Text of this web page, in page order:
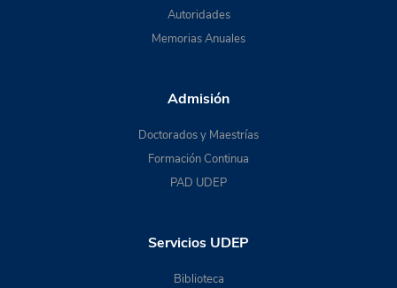
Autoridades
Memorias Anuales
Admisión
Doctorados y Maestrías
Formación Continua
PAD UDEP
Servicios UDEP
Biblioteca